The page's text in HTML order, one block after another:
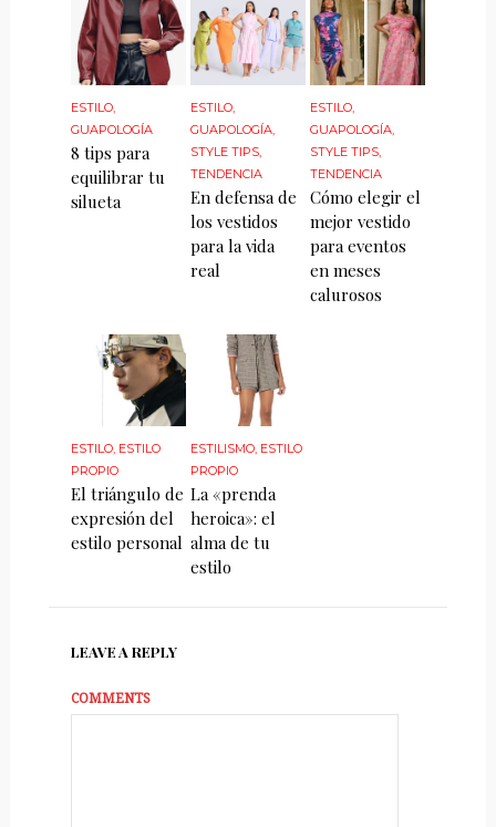
ESTILO,
GUAPOLOGÍA
8 tips para
equilibrar tu
silueta
ESTILO,
GUAPOLOGÍA,
STYLE TIPS,
TENDENCIA
En defensa de
los vestidos
para la vida
real
ESTILO,
GUAPOLOGÍA,
STYLE TIPS,
TENDENCIA
Cómo elegir el
mejor vestido
para eventos
en meses
calurosos
ESTILO, ESTILO
PROPIO
El triángulo de
expresión del
estilo personal
ESTILISMO ESTILO
PROPIO
La «prenda
heroica»: el
alma de tu
estilo
LEAVE A REPLY
COMMENTS